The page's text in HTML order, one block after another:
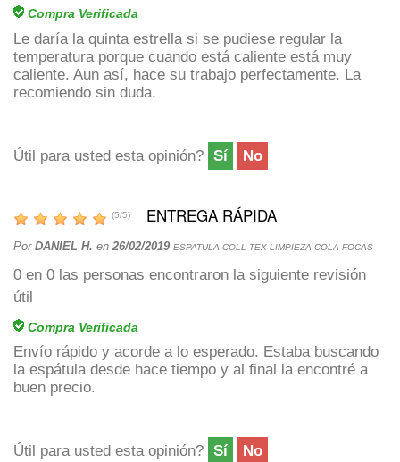
Compra Verificada
Le daría la quinta estrella si se pudiese regular la
temperatura porque cuando está caliente está muy
caliente. Aun así, hace su trabajo perfectamente. La
recomiendo sin duda.
Útil para usted esta opinión? Sí No
(5/5) ENTREGA RÁPIDA
Por DANIEL H. en 26/02/2019 ESPATULA COLL-TEX LIMPIEZA COLA FOCAS
0 en 0 las personas encontraron la siguiente revisión
útil
Compra Verificada
Envío rápido y acorde a lo esperado. Estaba buscando
la espátula desde hace tiempo y al final la encontré a
buen precio.
Útil para usted esta opinión? Sí No